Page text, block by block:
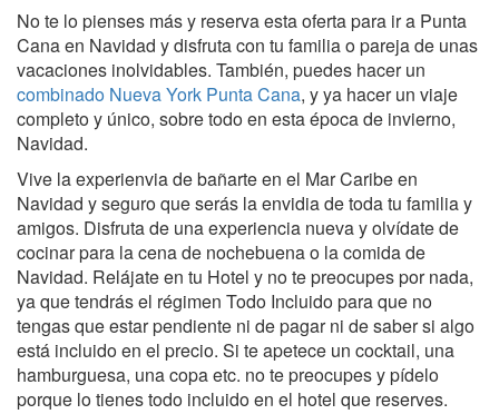
No te lo pienses más y reserva esta oferta para ir a Punta
Cana en Navidad y disfruta con tu familia o pareja de unas
vacaciones inolvidables. También, puedes hacer un
combinado Nueva York Punta Cana, y ya hacer un viaje
completo y único, sobre todo en esta época de invierno,
Navidad.
Vive la experienvia de bañarte en el Mar Caribe en
Navidad y seguro que serás la envidia de toda tu familia y
amigos. Disfruta de una experiencia nueva y olvídate de
cocinar para la cena de nochebuena o la comida de
Navidad. Relájate en tu Hotel y no te preocupes por nada,
ya que tendrás el régimen Todo Incluido para que no
tengas que estar pendiente ni de pagar ni de saber si algo
está incluido en el precio. Si te apetece un cocktail, una
hamburguesa, una copa etc. no te preocupes y pídelo
porque lo tienes todo incluido en el hotel que reserves.